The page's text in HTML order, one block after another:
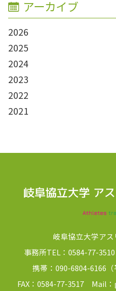
アーカイブ
2026
2025
2024
2023
2022
2021
岐阜協立大学ア
事務所TEL：0584-77-
携帯：090-6804-6166
FAX：0584-77-3517 Mail